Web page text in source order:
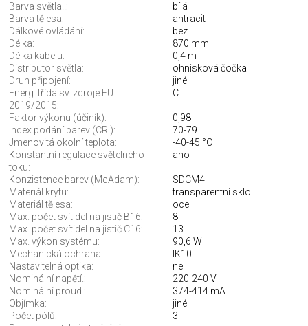
Barva světla..:
bílá
Barva tělesa:
antracit
Dálkové ovládání:
bez
Délka:
870 mm
Délka kabelu:
0,4 m
Distributor světla:
ohnisková čočka
Druh připojení:
jiné
Energ. třída sv. zdroje EU
2019/2015:
C
Faktor výkonu (účiník):
0,98
Index podání barev (CRI):
70-79
Jmenovitá okolní teplota:
-40-45 °C
Konstantní regulace světelného
toku:
ano
Konzistence barev (McAdam):
SDCM4
Materiál krytu:
transparentní sklo
Materiál tělesa:
ocel
Max. počet svítidel na jistič B16:
8
Max. počet svítidel na jistič C16:
13
Max. výkon systému:
90,6 W
Mechanická ochrana:
IK10
Nastavitelná optika:
ne
Nominální napětí.:
220-240 V
Nominální proud.:
374-414 mA
Objímka:
jiné
Počet pólů:
3